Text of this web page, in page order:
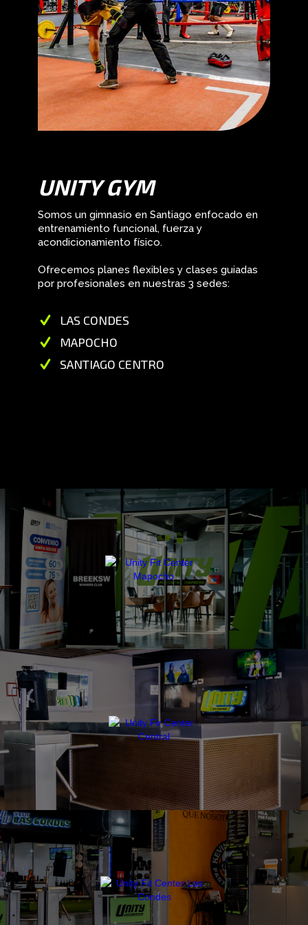
UNITY GYM
Somos un gimnasio en Santiago enfocado en
entrenamiento funcional, fuerza y
acondicionamiento físico.
Ofrecemos planes flexibles y clases guiadas
por profesionales en nuestras 3 sedes:
LAS CONDES
MAPOCHO
SANTIAGO CENTRO